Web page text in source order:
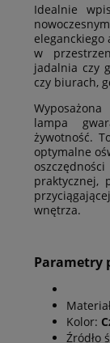
Idealnie
w
jadalnia czy
czy biurach,
lampa
żywotność.
optymalne
praktycznej,
wnętrza.
Parametry
Kolor:
Źródło